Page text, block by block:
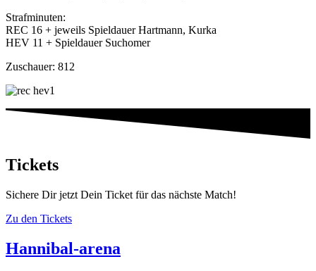
Strafminuten:
REC 16 + jeweils Spieldauer Hartmann, Kurka
HEV 11 + Spieldauer Suchomer
Zuschauer: 812
Tickets
Sichere Dir jetzt Dein Ticket für das nächste Match!
Zu den Tickets
Hannibal-arena